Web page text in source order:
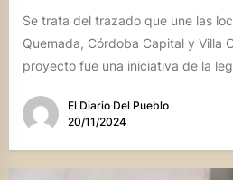
Se trata del trazado que une las
Quemada, Córdoba Capital y Villa
proyecto fue una iniciativa de la
El Diario Del Pueblo
20/11/2024